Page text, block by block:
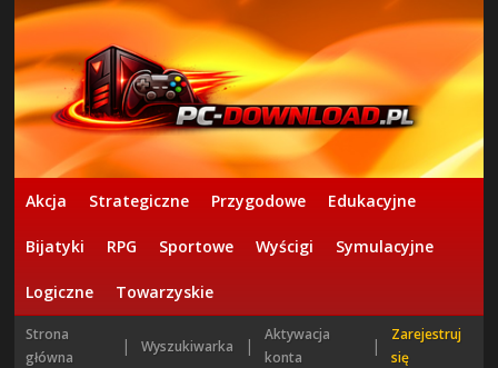
Akcja Strategiczne Przygodowe Edukacyjne
Bijatyki RPG Sportowe Wyścigi Symulacyjne
Logiczne Towarzyskie
Strona
główna
| Wyszukiwarka |
Aktywacja
konta
|
Zarejestruj
się